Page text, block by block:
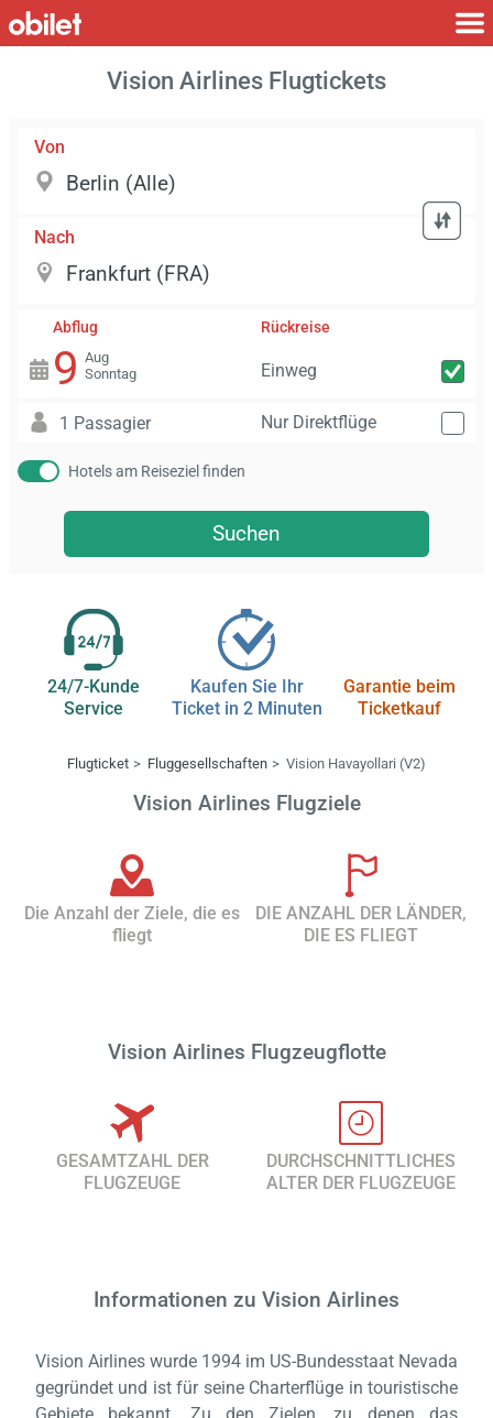
Vision Airlines Flugtickets
Von
Nach
Abflug
9 Aug
Sonntag
Rückreise
Einweg
1 Passagier Nur Direktflüge
Hotels am Reiseziel finden
Suchen
24/7-Kunde
Service
Kaufen Sie Ihr
Ticket in 2 Minuten
Garantie beim
Ticketkauf
Flugticket Fluggesellschaften Vision Havayollari (V2)
Vision Airlines Flugziele
Die Anzahl der Ziele, die es
fliegt
DIE ANZAHL DER LÄNDER,
DIE ES FLIEGT
Vision Airlines Flugzeugflotte
GESAMTZAHL DER
FLUGZEUGE
DURCHSCHNITTLICHES
ALTER DER FLUGZEUGE
Informationen zu Vision Airlines
Vision Airlines wurde 1994 im US-Bundesstaat Nevada
gegründet und ist für seine Charterflüge in touristische